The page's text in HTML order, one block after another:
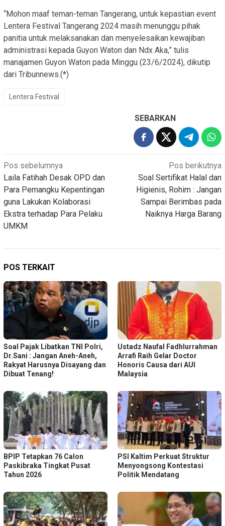
“Mohon maaf teman-teman Tangerang, untuk kepastian event
Lentera Festival Tangerang 2024 masih menunggu pihak
panitia untuk melaksanakan dan menyelesaikan kewajiban
administrasi kepada Guyon Waton dan Ndx Aka,” tulis
manajamen Guyon Waton pada Minggu (23/6/2024), dikutip
dari Tribunnews.(*)
Lentera Festival
SEBARKAN
Navigasi
pos
Pos sebelumnya
Laila Fatihah Desak OPD dan
Para Pemangku Kepentingan
guna Lakukan Kolaborasi
Ekstra terhadap Para Pelaku
UMKM
Pos berikutnya
Soal Sertifikat Halal dan
Higienis, Rohim : Jangan
Sampai Berimbas pada
Naiknya Harga Barang
POS TERKAIT
Soal Pajak Libatkan TNI Polri,
Dr.Sani : Jangan Aneh-Aneh,
Rakyat Harusnya Disayang dan
Dibuat Tenang!
Ustadz Naufal Fadhlurrahman
Arrafi Raih Gelar Doctor
Honoris Causa dari AUI
Malaysia
BPIP Tetapkan 76 Calon
Paskibraka Tingkat Pusat
Tahun 2026
PSI Kaltim Perkuat Struktur
Menyongsong Kontestasi
Politik Mendatang